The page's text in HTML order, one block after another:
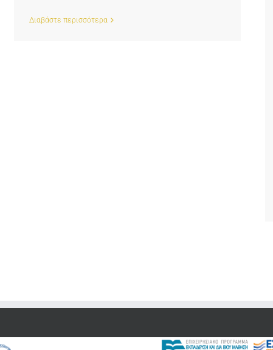
Διαβάστε περισσότερα